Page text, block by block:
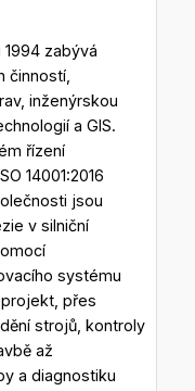
zabývá
činností,
inženýrskou
a GIS.
řízení
14001:2016
jsou
v silniční
systému
přes
strojů, kontroly
až
a diagnostiku